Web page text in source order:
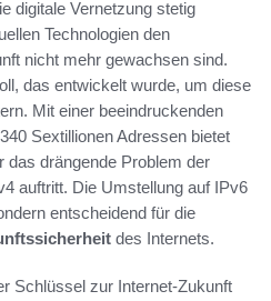
digitale Vernetzung stetig
Technologien den
nicht mehr gewachsen sind.
das entwickelt wurde, um diese
Mit einer beeindruckenden
Sextillionen Adressen bietet
das drängende Problem der
auftritt. Die Umstellung auf IPv6
entscheidend für die
des Internets.
Schlüssel zur Internet-Zukunft